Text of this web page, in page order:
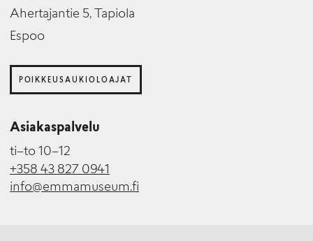
Ahertajantie 5, Tapiola
Espoo
POIKKEUSAUKIOLOAJAT
Asiakaspalvelu
ti–to 10–12
+358 43 827 0941
info@emmamuseum.fi